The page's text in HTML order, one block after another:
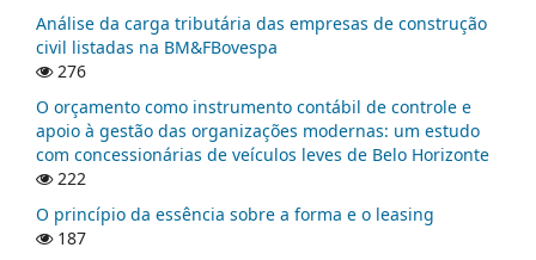
Análise da carga tributária das empresas de construção
civil listadas na BM&FBovespa
276
O orçamento como instrumento contábil de controle e
apoio à gestão das organizações modernas: um estudo
com concessionárias de veículos leves de Belo Horizonte
222
O princípio da essência sobre a forma e o leasing
187